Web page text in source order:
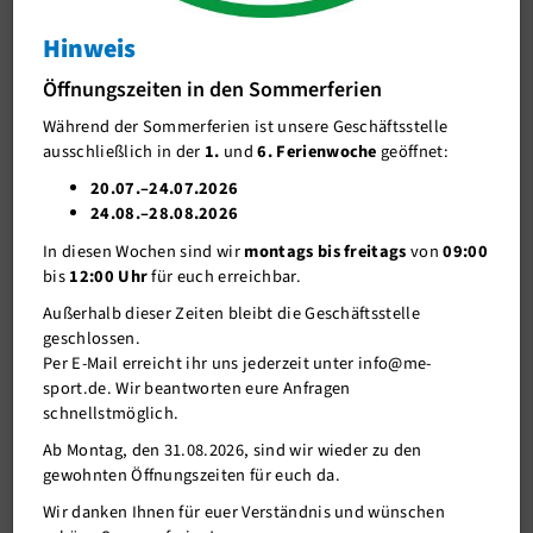
Info
Geld gespart durch Tarifwechsel
09.04.2020
J-Team
Stellenangebote
Förderverein me-sport e.V.
Mitgliederservice
Verantwortung
Hinweis
Öffnungszeiten in den Sommerferien
Während der Sommerferien ist unsere Geschäftsstelle
ausschließlich in der 1. und6. Ferienwochegeöffnet:
20.07.–24.07.2026
24.08.–28.08.2026
In diesen Wochen sind wirmontags bis freitagsvon09:00
bis12:00 Uhrfür euch erreichbar.
Außerhalb dieser Zeiten bleibt die Geschäftsstelle
geschlossen.
Per E-Mail erreicht ihr uns jederzeit unter info@me-
sport.de. Wir beantworten eure Anfragen
schnellstmöglich.
Ab Montag, den 31.08.2026, sind wir wieder zu den
gewohnten Öffnungszeiten für euch da.
Wir danken Ihnen für euer Verständnis und wünschen